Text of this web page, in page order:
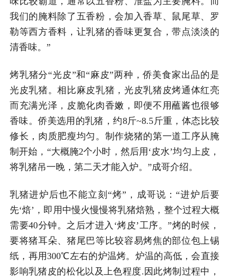
我们的腌料除了五香粉，会加入香草、鼠尾草、罗
勒等西方香料，让乳猪的香味更复合，带点淡淡的
清香味。”
烤乳猪分“光皮”和“麻皮”两种，侨美食家出品的是
光皮乳猪。相比麻皮乳猪，光皮乳猪皮烤通体红亮
而充满光泽，皮脆化肉香嫩，即便不用蘸酱也很够
香味。侨美选用的乳猪，约8斤~8.5斤重，体态比较
修长，肉质肥瘦均匀。制作烧猪的第一道工序从腌
制开始，“大概腌2个小时，然后用‘皮水’均匀上皮，
将乳猪吊一晚，第二天才能入炉。”成哥介绍。
乳猪进炉后也不能立刻“烤”，成哥说：“进炉后要
先‘焙’，即用中慢火慢慢将乳猪焙熟，整个过程大概
需要40分钟。之后才进入‘烤皮’工序。”烤的时候，
要将猪耳朵、猪尾巴等比较容易烤焦的部位包上锡
纸，再用300℃左右的炉温烤。炉温的高低，会直接
影响乳猪皮的松化以及上色程度.因此烤制过程中，